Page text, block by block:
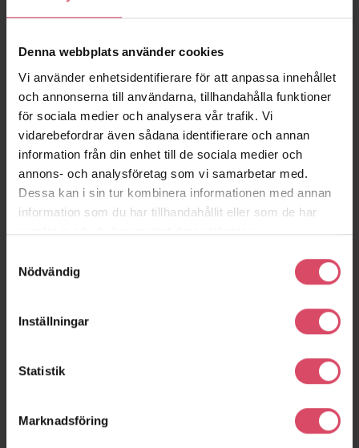
Denna webbplats använder cookies
Vi använder enhetsidentifierare för att anpassa innehållet
och annonserna till användarna, tillhandahålla funktioner
för sociala medier och analysera vår trafik. Vi
vidarebefordrar även sådana identifierare och annan
information från din enhet till de sociala medier och
annons- och analysföretag som vi samarbetar med.
Dessa kan i sin tur kombinera informationen med annan
information som du har tillhandahållit eller som de har
samlat in när du har använt deras tjänster.
Nödvändig
Inställningar
Statistik
Marknadsföring
Örebro
Österport 1 och 2
Västerås
Helsingborg